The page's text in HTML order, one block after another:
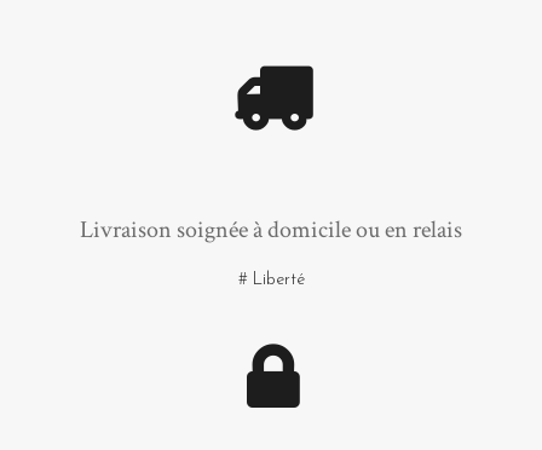
Livraison soignée à domicile ou en relais
# Liberté